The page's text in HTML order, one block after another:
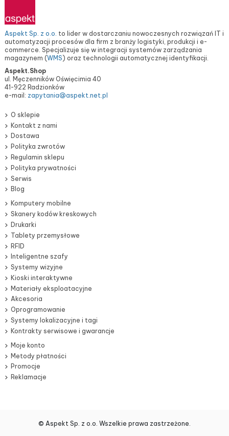
Aspekt Sp. z o.o. to lider w dostarczaniu nowoczesnych rozwiązań IT i
automatyzacji procesów dla firm z branży logistyki, produkcji i e-
commerce. Specjalizuje się w integracji systemów zarządzania
magazynem (WMS) oraz technologii automatycznej identyfikacji.
Aspekt.Shop
ul. Męczenników Oświęcimia 40
41-922 Radzionków
e-mail: zapytania@aspekt.net.pl
O sklepie
Kontakt z nami
Dostawa
Polityka zwrotów
Regulamin sklepu
Polityka prywatności
Serwis
Blog
Komputery mobilne
Skanery kodów kreskowych
Drukarki
Tablety przemysłowe
RFID
Inteligentne szafy
Systemy wizyjne
Kioski interaktywne
Materiały eksploatacyjne
Akcesoria
Oprogramowanie
Systemy lokalizacyjne i tagi
Kontrakty serwisowe i gwarancje
Moje konto
Metody płatności
Promocje
Reklamacje
© Aspekt Sp. z o.o. Wszelkie prawa zastrzeżone.